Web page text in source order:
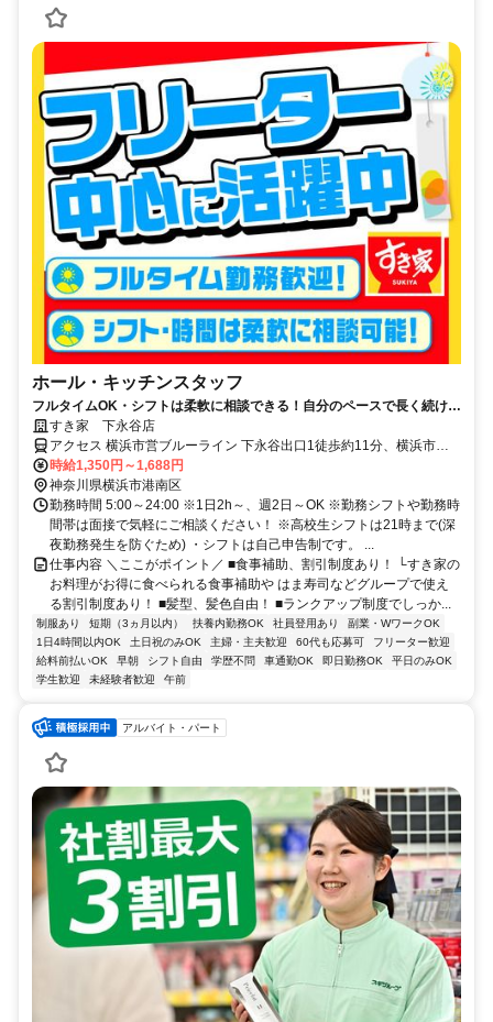
ホール・キッチンスタッフ
フルタイムOK・シフトは柔軟に相談できる！自分のペースで長く続けら
れる職場です◎
すき家 下永谷店
アクセス 横浜市営ブルーライン 下永谷出口1徒歩約11分、横浜市営
ブルーライン 上永谷3番口徒歩約20分、横浜市営ブルーライン 舞岡2
番口徒歩約23分 下永谷駅徒歩11分、環状2号線沿い
時給1,350円～1,688円
神奈川県横浜市港南区
勤務時間 5:00～24:00 ※1日2h～、週2日～OK ※勤務シフトや勤務時
間帯は面接で気軽にご相談ください！ ※高校生シフトは21時まで(深
夜勤務発生を防ぐため) ・シフトは自己申告制です。 ...
仕事内容 ＼ここがポイント／ ■食事補助、割引制度あり！ └すき家の
お料理がお得に食べられる食事補助や はま寿司などグループで使え
る割引制度あり！ ■髪型、髪色自由！ ■ランクアップ制度でしっか...
制服あり 短期（3ヵ月以内） 扶養内勤務OK 社員登用あり
副業・WワークOK
1日4時間以内OK
土日祝のみOK 主婦・主夫歓迎 60代も応募可
フリーター歓迎
給料前払いOK
早朝 シフト自由 学歴不問 車通勤OK 即日勤務OK
平日のみOK
学生歓迎
未経験者歓迎 午前
アルバイト・パート